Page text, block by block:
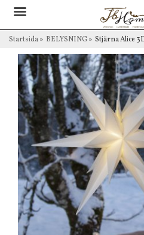
Startsida» BELYSNING» Stjärna Alice